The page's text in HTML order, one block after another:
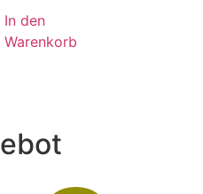
In den
Warenkorb